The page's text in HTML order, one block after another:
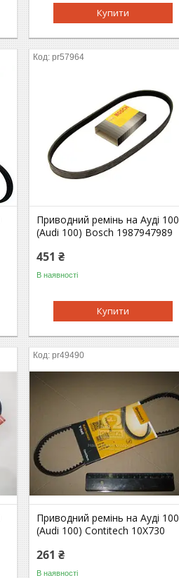
Купити
pr57964
Приводний ремінь на Ауді 100
(Audi 100) Bosch 1987947989
451 ₴
В наявності
Купити
pr49490
Приводний ремінь на Ауді 100
(Audi 100) Contitech 10X730
261 ₴
В наявності